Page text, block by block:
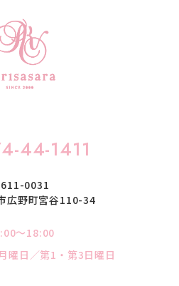
44-1411
0031
広野町宮谷110-34
〜18:00
曜日／第1・第3日曜日